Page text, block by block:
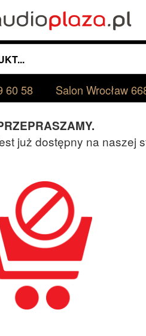
60 58 Salon Wrocław
już dostępny na naszej